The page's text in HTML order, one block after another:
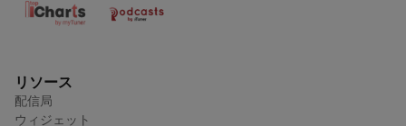
リソース
配信局
ウィジェット